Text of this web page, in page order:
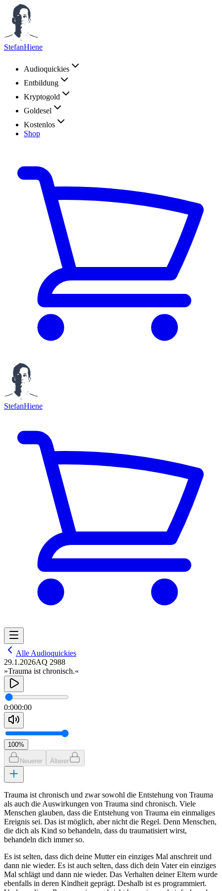
StefanHiene
Audioquickies
Entbildung
Kryptogold
Goldesel
Kostenlos
Shop
StefanHiene
Alle Audioquickies
29.1.2026AQ 2988
»Trauma ist chronisch.«
0:000:00
100%
Neuerer Älterer
Trauma ist chronisch und zwar sowohl die Entstehung von Trauma
als auch die Auswirkungen von Trauma sind chronisch. Viele
Menschen glauben, dass die Entstehung von Trauma ein einmaliges
Ereignis sei. Das ist möglich, aber nicht die Regel. Denn Menschen,
die dich als Kind so behandeln, dass du traumatisiert wirst,
behandeln dich immer so.
Es ist selten, dass dich deine Mutter ein einziges Mal anschreit und
dann nie wieder. Es ist auch selten, dass dich dein Vater ein einziges
Mal schlägt und dann nie wieder. Das Verhalten deiner Eltern wurde
ebenfalls in deren Kindheit geprägt. Deshalb ist es programmiert.